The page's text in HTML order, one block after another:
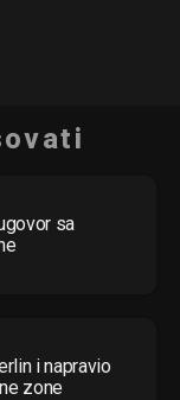
sa
i napravio
zone